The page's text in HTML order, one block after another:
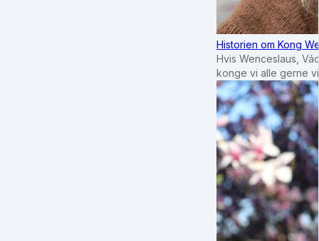
Historien om Kong
Hvis Wenceslaus,
konge vi alle gerne